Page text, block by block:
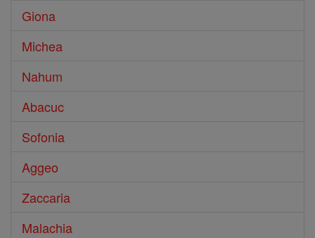
Giona
Michea
Nahum
Abacuc
Sofonia
Aggeo
Zaccaria
Malachia